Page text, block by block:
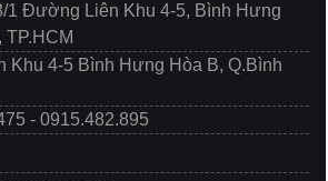
1 Đường Liên Khu 4-5, Bình Hưng
TP.HCM
Khu 4-5 Bình Hưng Hòa B, Q.Bình
- 0915.482.895